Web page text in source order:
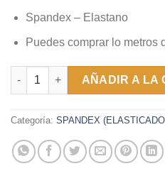
Spandex – Elastano
Puedes comprar lo metros
LAME - DORADO TORNASOL-
AÑADIR A LA
Categoría: SPANDEX